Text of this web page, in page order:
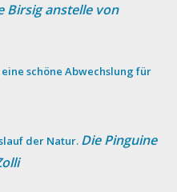
Birsig anstelle von
schöne Abwechslung für
der Natur. Die Pinguine